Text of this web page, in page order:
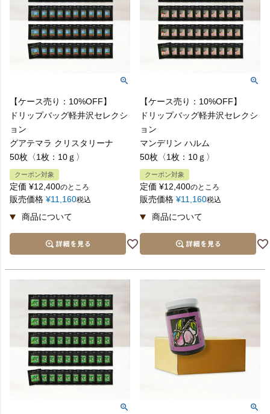
【ケース売り：10%OFF】
ドリップバッグ軽井沢セレクシ
ョン
グアテマラ クリスタリーナ
50枚〈1枚：10ｇ〉
クーポン対象
定価 ¥12,400のところ
販売価格 ¥11,160税込
【ケース売り：10%OFF】
ドリップバッグ軽井沢セレクシ
ョン
マンデリン ハルム
50枚〈1枚：10ｇ〉
クーポン対象
定価 ¥12,400のところ
販売価格 ¥11,160税込